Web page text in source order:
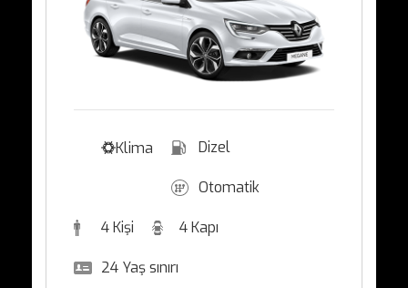
Klima Dizel
Otomatik
4 Kişi 4 Kapı
24 Yaş sınırı